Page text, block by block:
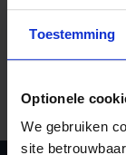
Toestemming
Optionele
We gebruiken
site